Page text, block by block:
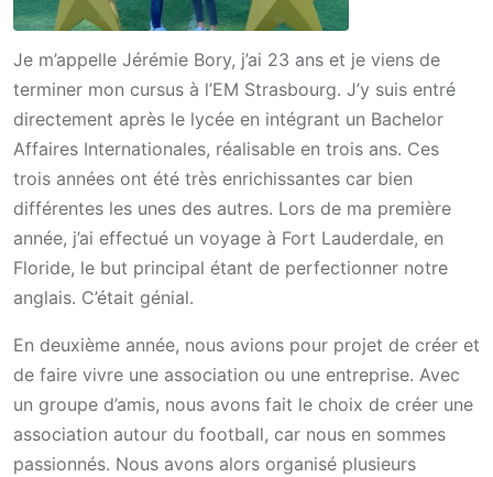
Je m’appelle Jérémie Bory, j’ai 23 ans et je viens de
terminer mon cursus à l’EM Strasbourg. J’y suis entré
directement après le lycée en intégrant un Bachelor
Affaires Internationales, réalisable en trois ans. Ces
trois années ont été très enrichissantes car bien
différentes les unes des autres. Lors de ma première
année, j’ai effectué un voyage à Fort Lauderdale, en
Floride, le but principal étant de perfectionner notre
anglais. C’était génial.
En deuxième année, nous avions pour projet de créer et
de faire vivre une association ou une entreprise. Avec
un groupe d’amis, nous avons fait le choix de créer une
association autour du football, car nous en sommes
passionnés. Nous avons alors organisé plusieurs